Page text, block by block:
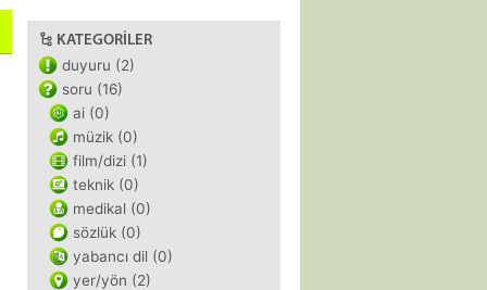
KATEGORILER
duyuru (2)
soru (16)
ai (0)
müzik (0)
film/dizi (1)
teknik (0)
medikal (0)
sözlük (0)
yabancı dil (0)
yer/yön (2)